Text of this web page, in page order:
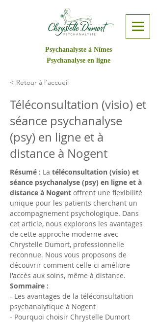
Psychanalyste à Nîmes
Psychanalyse en ligne
< Retour à l'accueil
Téléconsultation (visio) et
séance psychanalyse
(psy) en ligne et à
distance à Nogent
Résumé : La téléconsultation (visio) et
séance psychanalyse (psy) en ligne et à
distance à Nogent offrent une flexibilité
unique pour les patients cherchant un
accompagnement psychologique. Dans
cet article, nous explorons les avantages
de cette approche moderne avec
Chrystelle Dumort, professionnelle
reconnue. Nous vous proposons de
découvrir comment celle-ci améliore
l'accès aux soins, même à distance.
Sommaire :
- Les avantages de la téléconsultation
psychanalytique à Nogent
- Pourquoi choisir Chrystelle Dumort